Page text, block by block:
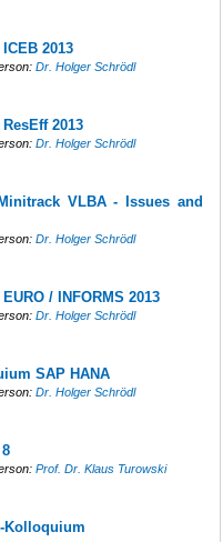
2013
Dr. Holger Schrödl
2013
Dr. Holger Schrödl
VLBA - Issues and
Dr. Holger Schrödl
/ INFORMS 2013
Dr. Holger Schrödl
SAP HANA
Dr. Holger Schrödl
Prof. Dr. Klaus Turowski
Kolloquium